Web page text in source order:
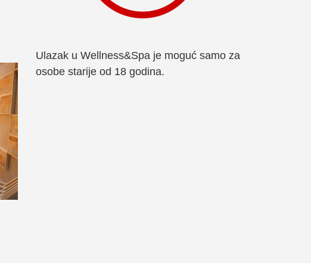
Ulazak u Wellness&Spa je moguć samo za
osobe starije od 18 godina.